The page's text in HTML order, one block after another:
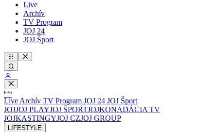
Live
Archív
TV Program
JOJ 24
JOJ Šport
Live Archív TV Program JOJ 24 JOJ Šport
JOJJOJ PLAYJOJ ŠPORTJOJKONADÁCIA TV
JOJKASTINGYJOJ CZJOJ GROUP
LIFESTYLE